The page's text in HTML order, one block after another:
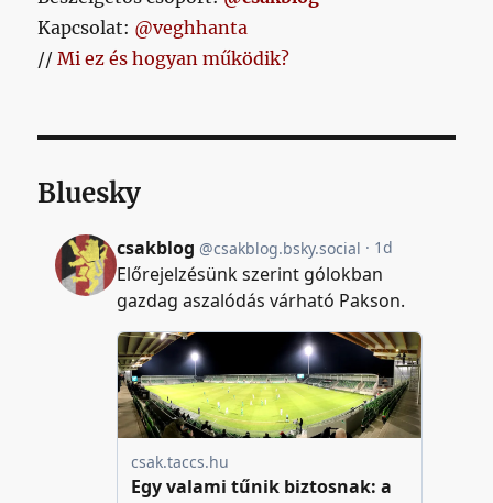
Kapcsolat: @veghhanta
//Mi ez és hogyan működik?
Bluesky